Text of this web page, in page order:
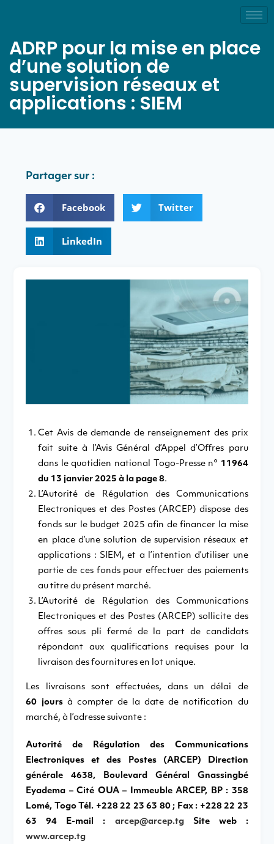
ADRP pour la mise en place
d’une solution de
supervision réseaux et
applications : SIEM
Partager sur :
Facebook Twitter
LinkedIn
Cet Avis de demande de renseignement des prix
fait suite à l’Avis Général d’Appel d’Offres paru
dans le quotidien national Togo-Presse n° 11964
du 13 janvier 2025 à la page 8.
L’Autorité de Régulation des Communications
Electroniques et des Postes (ARCEP) dispose des
fonds sur le budget 2025 afin de financer la mise
en place d’une solution de supervision réseaux et
applications : SIEM, et a l’intention d’utiliser une
partie de ces fonds pour effectuer des paiements
au titre du présent marché.
L’Autorité de Régulation des Communications
Electroniques et des Postes (ARCEP) sollicite des
offres sous pli fermé de la part de candidats
répondant aux qualifications requises pour la
livraison des fournitures en lot unique.
Les livraisons sont effectuées, dans un délai de
60 joursà compter de la date de notification du
marché, à l’adresse suivante :
Autorité de Régulation des Communications
Electroniques et des Postes (ARCEP) Direction
générale 4638, Boulevard Général Gnassingbé
Eyadema – Cité OUA – Immeuble ARCEP, BP : 358
Lomé, Togo Tél. +228 22 23 63 80 ; Fax : +228 22 23
63 94 E-mail : arcep@arcep.tgSite web :
www.arcep.tg